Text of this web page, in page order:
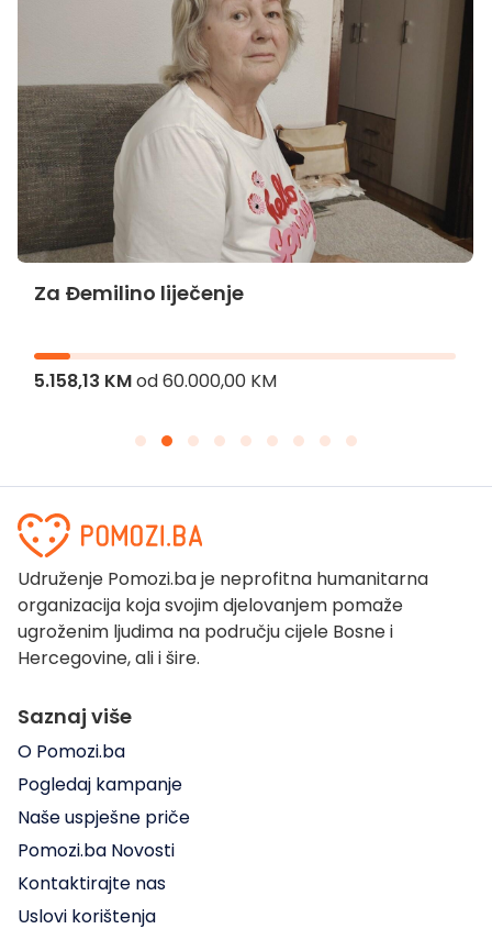
Za Đemilino liječenje
5.158,13 KMod60.000,00 KM
Udruženje Pomozi.ba je neprofitna humanitarna
organizacija koja svojim djelovanjem pomaže
ugroženim ljudima na području cijele Bosne i
Hercegovine, ali i šire.
Saznaj više
O Pomozi.ba
Pogledaj kampanje
Naše uspješne priče
Pomozi.ba Novosti
Kontaktirajte nas
Uslovi korištenja